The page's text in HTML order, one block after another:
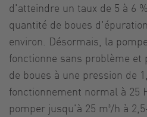
d'atteindre un taux de 5 à 6
quantité de boues
environ. Désormais, la
fonctionne sans problème et
de boues à une pression de
fonctionnement normal à 25
pomper jusqu'à 25 m³/h à